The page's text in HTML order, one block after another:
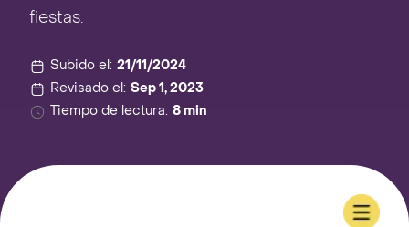
fiestas.
Subido el: 21/11/2024
Revisado el: Sep 1, 2023
Tiempo de lectura: 8 min